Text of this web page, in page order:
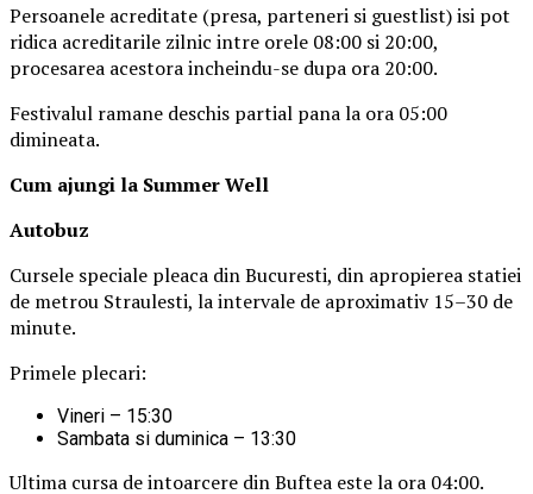
Persoanele acreditate (presa, parteneri si guestlist) isi pot
ridica acreditarile zilnic intre orele 08:00 si 20:00,
procesarea acestora incheindu-se dupa ora 20:00.
Festivalul ramane deschis partial pana la ora 05:00
dimineata.
Cum ajungi la Summer Well
Autobuz
Cursele speciale pleaca din Bucuresti, din apropierea statiei
de metrou Straulesti, la intervale de aproximativ 15–30 de
minute.
Primele plecari:
Vineri – 15:30
Sambata si duminica – 13:30
Ultima cursa de intoarcere din Buftea este la ora 04:00.